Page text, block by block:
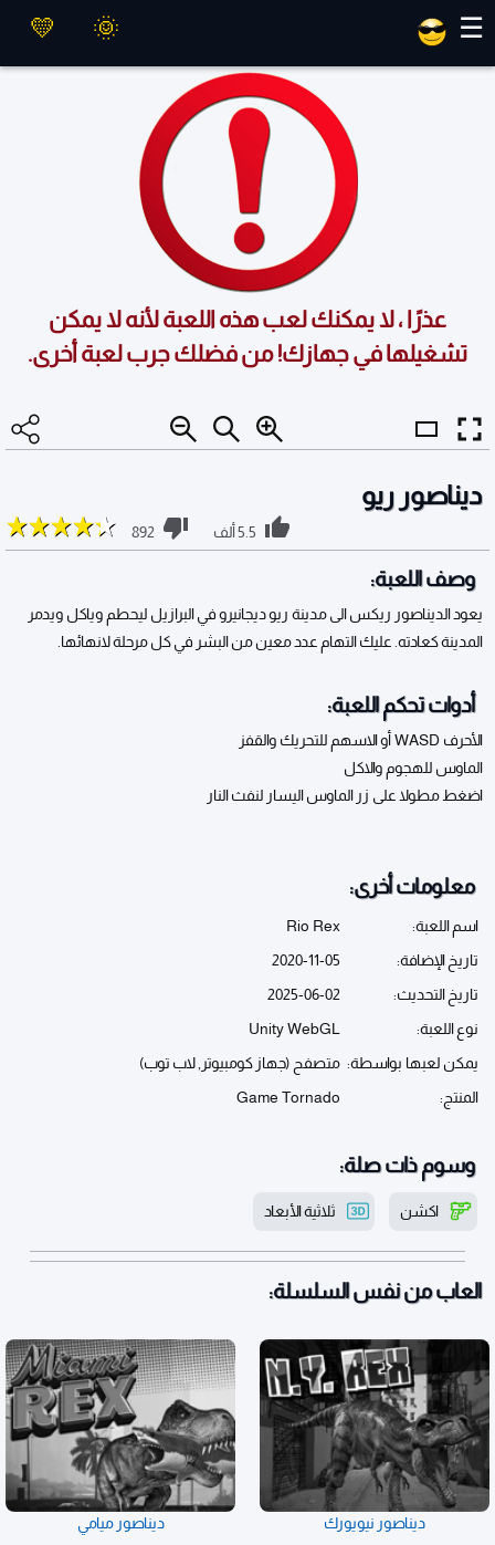
☰
عذرًا ، لا يمكنك لعب هذه اللعبة لأنه لا يمكن
تشغيلها في جهازك! من فضلك جرب لعبة أخرى.
ديناصور ريو
5.5 ألف 892
وصف اللعبة:
يعود الديناصور ريكس الى مدينة ريو ديجانيرو في البرازيل ليحطم وياكل ويدمر
المدينة كعادته. عليك التهام عدد معين من البشر في كل مرحلة لانهائها.
أدوات تحكم اللعبة:
الأحرف WASD أو الاسهم للتحريك والقفز
الماوس للهجوم والاكل
اضغط مطولا على زر الماوس اليسار لنفث النار
معلومات أخرى:
اسم اللعبة:
Rio Rex
تاريخ الإضافة:
2020-11-05
تاريخ التحديث:
2025-06-02
نوع اللعبة:
Unity WebGL
يمكن لعبها بواسطة: متصفح (جهاز كومبيوتر, لاب توب)
المنتج:
Game Tornado
وسوم ذات صلة:
اكشن ثلاثية الأبعاد
العاب من نفس السلسلة:
ديناصور نيويورك ديناصور ميامي